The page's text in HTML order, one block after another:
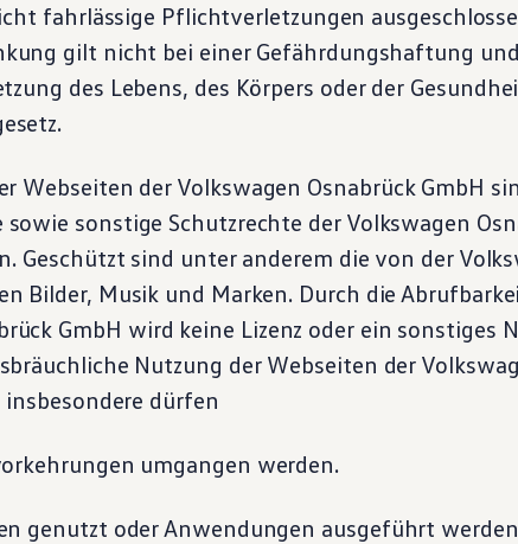
fahrlässige Pflichtverletzungen
gilt nicht bei einer Gefährdungshaftung
des Lebens, des Körpers oder der
Webseiten der Volkswagen Osnabrück GmbH
sonstige Schutzrechte der Volkswagen
Geschützt sind unter anderem die von der
Bilder, Musik und Marken. Durch die
GmbH wird keine Lizenz oder ein sonstiges
Nutzung der Webseiten der
dürfen
umgangen werden.
genutzt oder Anwendungen ausgeführt